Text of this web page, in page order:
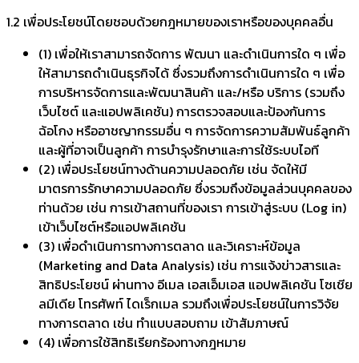
1.2 เพื่อประโยชน์โดยชอบด้วยกฎหมายของเราหรือของบุคคลอื่น
(1) เพื่อให้เราสามารถจัดการ พัฒนา และดำเนินการใด ๆ เพื่อ
ให้สามารถดำเนินธุรกิจได้ ซึ่งรวมถึงการดำเนินการใด ๆ เพื่อ
การบริหารจัดการและพัฒนาสินค้า และ/หรือ บริการ (รวมถึง
เว็บไซต์ และแอปพลิเคชัน) การตรวจสอบและป้องกันการ
ฉ้อโกง หรืออาชญากรรมอื่น ๆ การจัดการความสัมพันธ์ลูกค้า
และผู้ที่อาจเป็นลูกค้า การบำรุงรักษาและการใช้ระบบไอที
(2) เพื่อประโยชน์ทางด้านความปลอดภัย เช่น จัดให้มี
มาตรการรักษาความปลอดภัย ซึ่งรวมถึงข้อมูลส่วนบุคคลของ
ท่านด้วย เช่น การเข้าสถานที่ของเรา การเข้าสู่ระบบ (Log in)
เข้าเว็บไซต์หรือแอปพลิเคชัน
(3) เพื่อดำเนินการทางการตลาด และวิเคราะห์ข้อมูล
(Marketing and Data Analysis) เช่น การแจ้งข่าวสารและ
สิทธิประโยชน์ ผ่านทาง อีเมล เอสเอ็มเอส แอปพลิเคชัน โซเชีย
ลมีเดีย โทรศัพท์ ไดเร็กเมล รวมถึงเพื่อประโยชน์ในการวิจัย
ทางการตลาด เช่น ทำแบบสอบถาม เข้าสัมภาษณ์
(4) เพื่อการใช้สิทธิเรียกร้องทางกฎหมาย